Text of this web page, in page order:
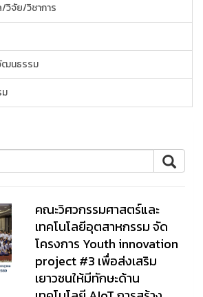
วิจัย/วิชาการ
ฒนธรรม
คณะวิศวกรรมศาสตร์และ
เทคโนโลยีอุตสาหกรรม จัด
โครงการ Youth innovation
project #3 เพื่อส่งเสริม
เยาวชนให้มีทักษะด้าน